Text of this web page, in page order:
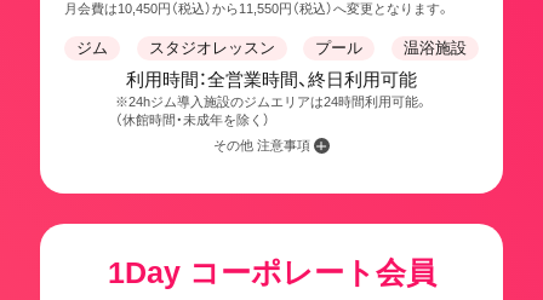
月会費は10,450円（税込）から11,550円（税込）へ変更となります。
ジム スタジオレッスン プール 温浴施設
利用時間：全営業時間、終日利用可能
※24hジム導入施設のジムエリアは24時間利用可能。
（休館時間・未成年を除く）
その他 注意事項
1Day コーポレート会員